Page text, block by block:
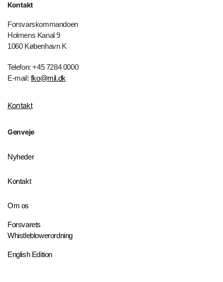
Kontakt
Forsvarskommandoen
Holmens Kanal 9
1060 København K
Telefon: +45 7284 0000
E-mail: fko@mil.dk
Kontakt
Genveje
Nyheder
Kontakt
Om os
Forsvarets
Whistleblowerordning
English Edition